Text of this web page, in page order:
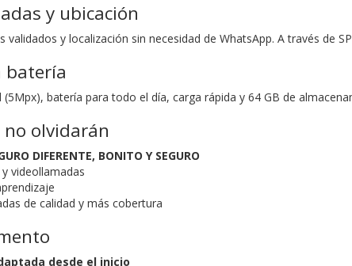
y ubicación
y localización sin necesidad de WhatsApp. A través de
batería
batería para todo el día, carga rápida y 64 GB de
olvidarán
DIFERENTE, BONITO Y SEGURO
videollamadas
de calidad y más cobertura
desde el inicio